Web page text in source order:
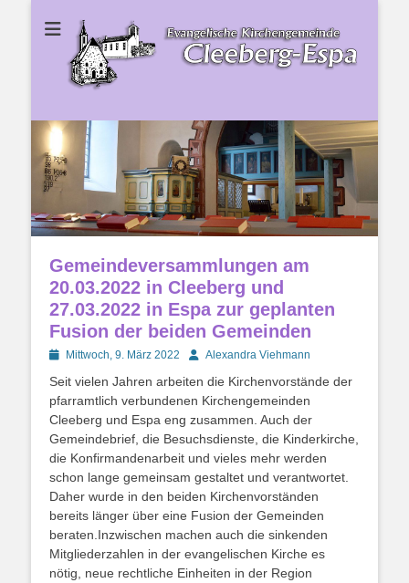
Ev.
Kirchengemeinde
Ev. Kirchengemeinde Cleeberg-Espa
Gemeindeversammlungen am
20.03.2022 in Cleeberg und
27.03.2022 in Espa zur geplanten
Fusion der beiden Gemeinden
PostedMittwoch, 9. März 2022 AutorAlexandra Viehmann
Seit vielen Jahren arbeiten die Kirchenvorstände der
pfarramtlich verbundenen Kirchengemeinden
Cleeberg und Espa eng zusammen. Auch der
Gemeindebrief, die Besuchsdienste, die Kinderkirche,
die Konfirmandenarbeit und vieles mehr werden
schon lange gemeinsam gestaltet und verantwortet.
Daher wurde in den beiden Kirchenvorständen
bereits länger über eine Fusion der Gemeinden
beraten.Inzwischen machen auch die sinkenden
Mitgliederzahlen in der evangelischen Kirche es
nötig, neue rechtliche Einheiten in der Region